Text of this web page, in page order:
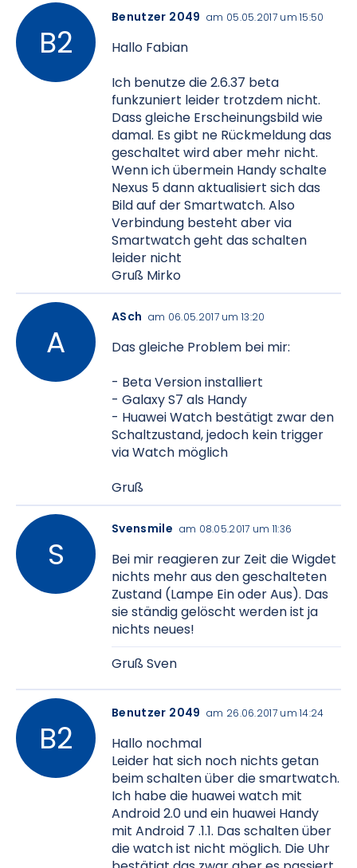
Benutzer 2049 am 05.05.2017 um 15:50
Hallo Fabian
Ich benutze die 2.6.37 beta
funkzuniert leider trotzdem nicht.
Dass gleiche Erscheinungsbild wie
damal. Es gibt ne Rückmeldung das
geschaltet wird aber mehr nicht.
Wenn ich übermein Handy schalte
Nexus 5 dann aktualisiert sich das
Bild auf der Smartwatch. Also
Verbindung besteht aber via
Smartwatch geht das schalten
leider nicht
Gruß Mirko
ASch am 06.05.2017 um 13:20
Das gleiche Problem bei mir:
- Beta Version installiert
- Galaxy S7 als Handy
- Huawei Watch bestätigt zwar den
Schaltzustand, jedoch kein trigger
via Watch möglich
Gruß
Svensmile am 08.05.2017 um 11:36
Bei mir reagieren zur Zeit die Wigdet
nichts mehr aus den geschalteten
Zustand (Lampe Ein oder Aus). Das
sie ständig gelöscht werden ist ja
nichts neues!
Gruß Sven
Benutzer 2049 am 26.06.2017 um 14:24
Hallo nochmal
Leider hat sich noch nichts getan
beim schalten über die smartwatch.
Ich habe die huawei watch mit
Android 2.0 und ein huawei Handy
mit Android 7 .1.1. Das schalten über
die watch ist nicht möglich. Die Uhr